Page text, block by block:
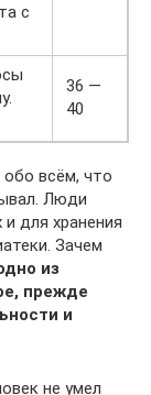
с
36 —
40
обо всём, что
Люди
для хранения
Зачем
из
прежде
и
не умел